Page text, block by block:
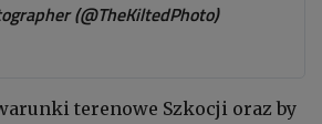
(@TheKiltedPhoto)
terenowe Szkocji oraz by